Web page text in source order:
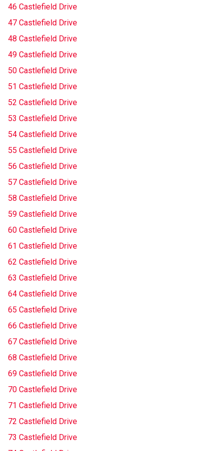
46 Castlefield Drive
47 Castlefield Drive
48 Castlefield Drive
49 Castlefield Drive
50 Castlefield Drive
51 Castlefield Drive
52 Castlefield Drive
53 Castlefield Drive
54 Castlefield Drive
55 Castlefield Drive
56 Castlefield Drive
57 Castlefield Drive
58 Castlefield Drive
59 Castlefield Drive
60 Castlefield Drive
61 Castlefield Drive
62 Castlefield Drive
63 Castlefield Drive
64 Castlefield Drive
65 Castlefield Drive
66 Castlefield Drive
67 Castlefield Drive
68 Castlefield Drive
69 Castlefield Drive
70 Castlefield Drive
71 Castlefield Drive
72 Castlefield Drive
73 Castlefield Drive